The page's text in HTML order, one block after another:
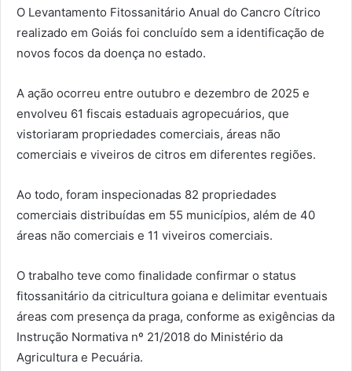
O Levantamento Fitossanitário Anual do Cancro Cítrico
realizado em Goiás foi concluído sem a identificação de
novos focos da doença no estado.
A ação ocorreu entre outubro e dezembro de 2025 e
envolveu 61 fiscais estaduais agropecuários, que
vistoriaram propriedades comerciais, áreas não
comerciais e viveiros de citros em diferentes regiões.
Ao todo, foram inspecionadas 82 propriedades
comerciais distribuídas em 55 municípios, além de 40
áreas não comerciais e 11 viveiros comerciais.
O trabalho teve como finalidade confirmar o status
fitossanitário da citricultura goiana e delimitar eventuais
áreas com presença da praga, conforme as exigências da
Instrução Normativa nº 21/2018 do Ministério da
Agricultura e Pecuária.